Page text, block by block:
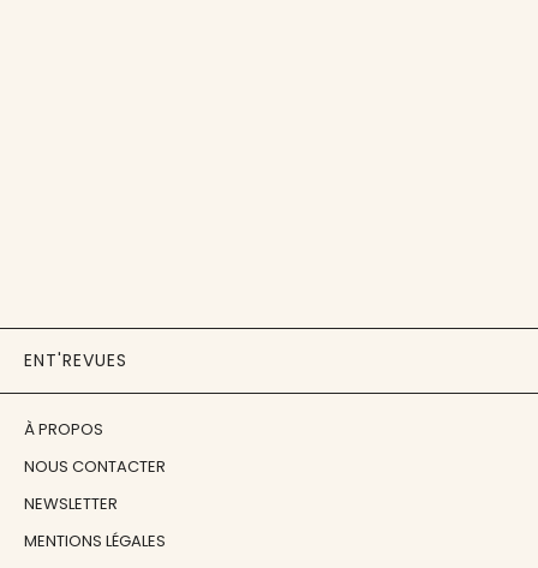
ENT'REVUES
À PROPOS
NOUS CONTACTER
NEWSLETTER
MENTIONS LÉGALES